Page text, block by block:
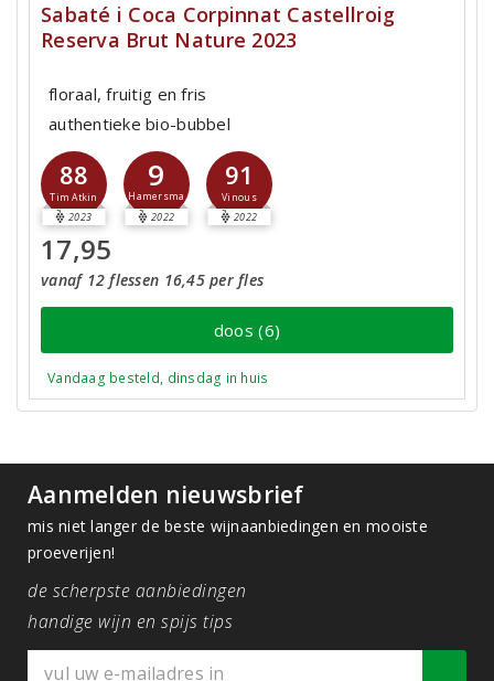
Sabaté i Coca Corpinnat Castellroig
Reserva Brut Nature 2023
floraal, fruitig en fris
authentieke bio-bubbel
88
Tim Atkin
2023
9
Hamersma
2022
91
Vinous
2022
17,95
vanaf 12 flessen 16,45 per fles
doos (6)
Vandaag besteld, dinsdag in huis
Aanmelden nieuwsbrief
mis niet langer de beste wijnaanbiedingen en mooiste
proeverijen!
de scherpste aanbiedingen
handige wijn en spijs tips